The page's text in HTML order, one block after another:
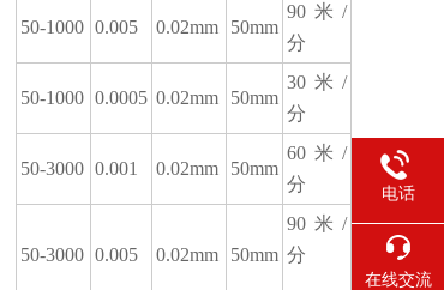
50-1000 0.005 0.02mm 50mm
90米/
分
50-1000 0.0005 0.02mm 50mm
30米/
分
50-3000 0.001 0.02mm 50mm
60米/
分
50-3000 0.005 0.02mm 50mm
90米/
分
电话
在线交流